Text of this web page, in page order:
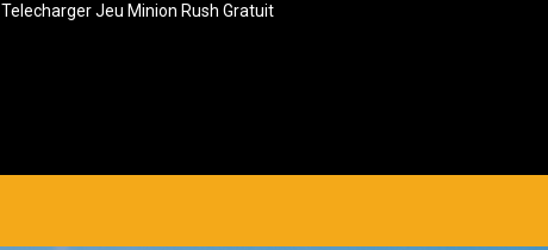
Telecharger Jeu Minion Rush Gratuit